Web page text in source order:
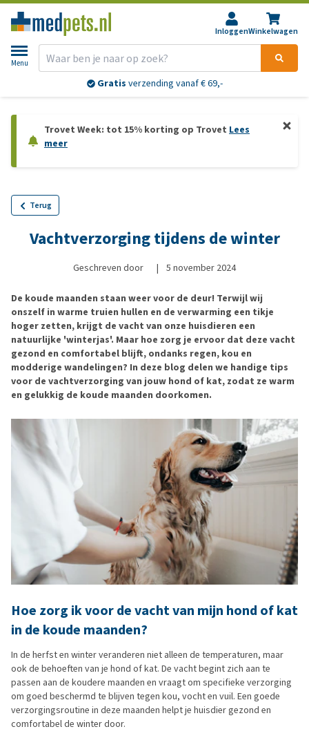
InloggenWinkelwagen
Menu
Gratis verzending vanaf € 69,-
Trovet Week: tot 15% korting op Trovet Lees
meer
Terug
Vachtverzorging tijdens de winter
Geschreven door | 5 november 2024
De koude maanden staan weer voor de deur! Terwijl wij
onszelf in warme truien hullen en de verwarming een tikje
hoger zetten, krijgt de vacht van onze huisdieren een
natuurlijke 'winterjas'. Maar hoe zorg je ervoor dat deze vacht
gezond en comfortabel blijft, ondanks regen, kou en
modderige wandelingen? In deze blog delen we handige tips
voor de vachtverzorging van jouw hond of kat, zodat ze warm
en gelukkig de koude maanden doorkomen.
Hoe zorg ik voor de vacht van mijn hond of kat
in de koude maanden?
In de herfst en winter veranderen niet alleen de temperaturen, maar
ook de behoeften van je hond of kat. De vacht begint zich aan te
passen aan de koudere maanden en vraagt om specifieke verzorging
om goed beschermd te blijven tegen kou, vocht en vuil. Een goede
verzorgingsroutine in deze maanden helpt je huisdier gezond en
comfortabel de winter door.